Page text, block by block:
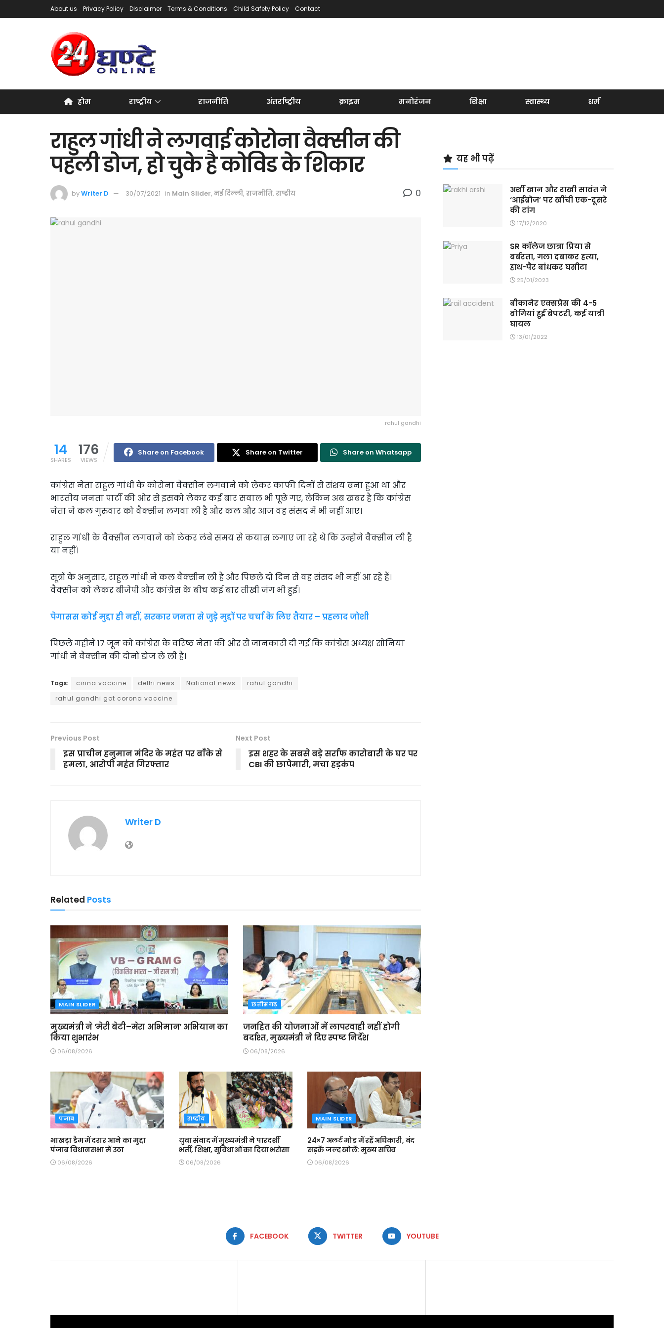
About us Privacy Policy Disclaimer Terms & Conditions Child Safety Policy Contact
होम राष्ट्रीय राजनीति अंतर्राष्ट्रीय क्राइम मनोरंजन शिक्षा स्वास्थ्य धर्म
राहुल गांधी ने लगवाई कोरोना वैक्सीन की
पहली डोज, हो चुके है कोविड के शिकार
byWriter D 30/07/2021 in Main Slider, नई दिल्ली, राजनीति, राष्ट्रीय 0
rahul gandhi
14
SHARES
176
VIEWS
Share on Facebook Share on Twitter Share on Whatsapp
कांग्रेस नेता राहुल गांधी के कोरोना वैक्सीन लगवाने को लेकर काफी दिनों से संशय बना हुआ था और
भारतीय जनता पार्टी की ओर से इसको लेकर कई बार सवाल भी पूछे गए, लेकिन अब खबर है कि कांग्रेस
नेता ने कल गुरुवार को वैक्सीन लगवा ली है और कल और आज वह संसद में भी नहीं आए।
राहुल गांधी के वैक्सीन लगवाने को लेकर लंबे समय से कयास लगाए जा रहे थे कि उन्होंने वैक्सीन ली है
या नहीं।
सूत्रों के अनुसार, राहुल गांधी ने कल वैक्सीन ली है और पिछले दो दिन से वह संसद भी नहीं आ रहे हैं।
वैक्सीन को लेकर बीजेपी और कांग्रेस के बीच कई बार तीखी जंग भी हुई।
पेगासस कोई मुद्दा ही नहीं, सरकार जनता से जुड़े मुद्दों पर चर्चा के लिए तैयार – प्रहलाद जोशी
पिछले महीने 17 जून को कांग्रेस के वरिष्ठ नेता की ओर से जानकारी दी गई कि कांग्रेस अध्यक्ष सोनिया
गांधी ने वैक्सीन की दोनों डोज ले ली हैं।
Tags: cirina vaccine delhi news National news
rahul gandhi
rahul gandhi got corona vaccine
Previous Post
इस प्राचीन हनुमान मंदिर के महंत पर बाँके से
हमला, आरोपी महंत गिरफ्तार
Next Post
इस शहर के सबसे बड़े सर्राफ कारोबारी के घर पर
CBI की छापेमारी, मचा हड़कंप
Writer D
Related Posts
MAIN SLIDER
मुख्यमंत्री ने ‘मेरी बेटी–मेरा अभिमान’ अभियान का
किया शुभारंभ
06/08/2026
छत्तीसगढ़
जनहित की योजनाओं में लापरवाही नहीं होगी
बर्दाश्त, मुख्यमंत्री ने दिए स्पष्ट निर्देश
06/08/2026
पंजाब
भाखड़ा डैम में दरार आने का मुद्दा
पंजाब विधानसभा में उठा
06/08/2026
राष्ट्रीय
युवा संवाद में मुख्यमंत्री ने पारदर्शी
भर्ती, शिक्षा, सुविधाओं का दिया भरोसा
06/08/2026
MAIN SLIDER
24×7 अलर्ट मोड में रहें अधिकारी, बंद
सड़कें जल्द खोलें: मुख्य सचिव
06/08/2026
यह भी पढ़ें
अर्शी खान और राखी सावंत ने
‘आईब्रोज’ पर खींची एक-दूसरे
की टांग
17/12/2020
SR कॉलेज छात्रा प्रिया से
बर्बरता, गला दबाकर हत्या,
हाथ-पैर बांधकर घसीटा
25/01/2023
बीकानेर एक्सप्रेस की 4-5
बोगियां हुईं बेपटरी, कई यात्री
घायल
13/01/2022
FACEBOOK TWITTER YOUTUBE